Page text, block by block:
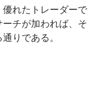
れたトレーダーで
チが加われば、そ
りである。